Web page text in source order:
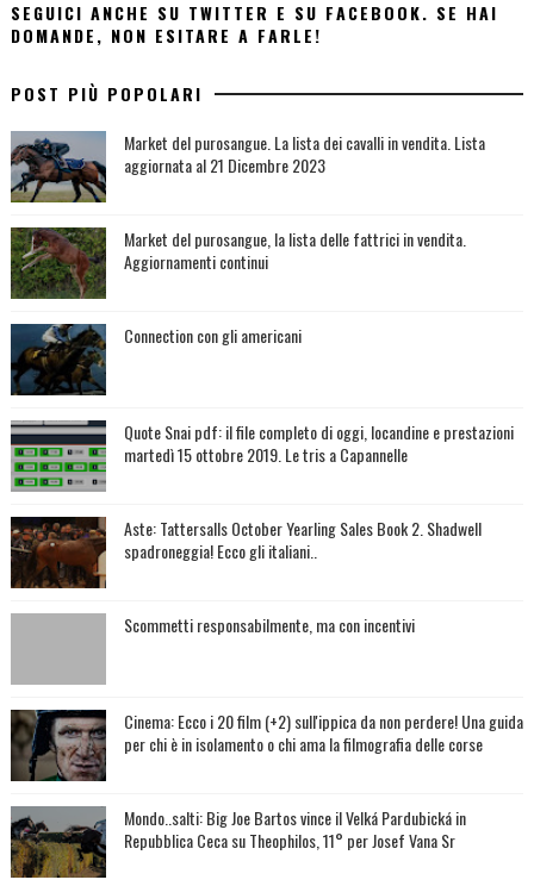
SEGUICI ANCHE SU TWITTER E SU FACEBOOK. SE HAI
DOMANDE, NON ESITARE A FARLE!
POST PIÙ POPOLARI
Market del purosangue. La lista dei cavalli in vendita. Lista
aggiornata al 21 Dicembre 2023
Market del purosangue, la lista delle fattrici in vendita.
Aggiornamenti continui
Connection con gli americani
Quote Snai pdf: il file completo di oggi, locandine e prestazioni
martedì 15 ottobre 2019. Le tris a Capannelle
Aste: Tattersalls October Yearling Sales Book 2. Shadwell
spadroneggia! Ecco gli italiani..
Scommetti responsabilmente, ma con incentivi
Cinema: Ecco i 20 film (+2) sull'ippica da non perdere! Una guida
per chi è in isolamento o chi ama la filmografia delle corse
Mondo..salti: Big Joe Bartos vince il Velká Pardubická in
Repubblica Ceca su Theophilos, 11° per Josef Vana Sr